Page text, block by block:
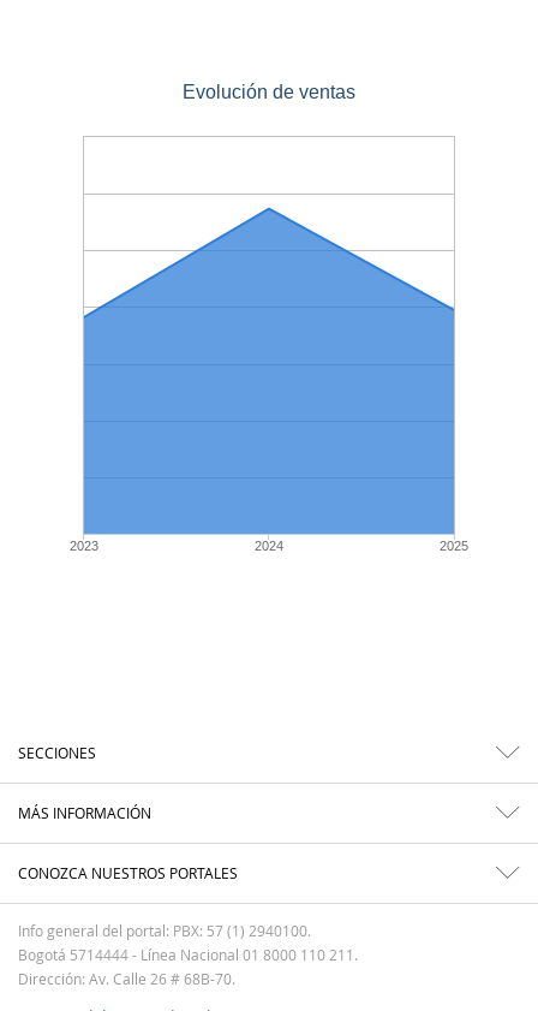
Evolución de ventas
2023 2024 2025
SECCIONES
MÁS INFORMACIÓN
CONOZCA NUESTROS PORTALES
Info general del portal: PBX: 57 (1) 2940100.
Bogotá 5714444 - Línea Nacional 01 8000 110 211.
Dirección: Av. Calle 26 # 68B-70.